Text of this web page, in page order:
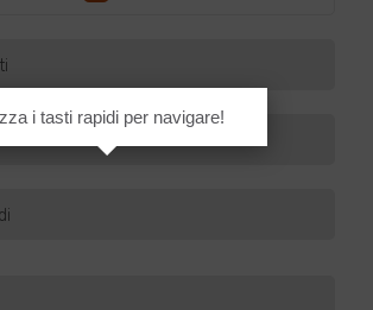
i tasti rapidi per navigare!